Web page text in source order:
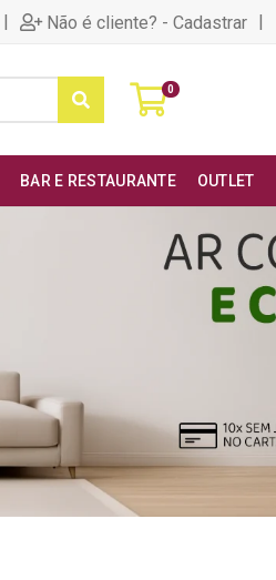
| Não é cliente? - Cadastrar |
0
BAR E RESTAURANTE OUTLET